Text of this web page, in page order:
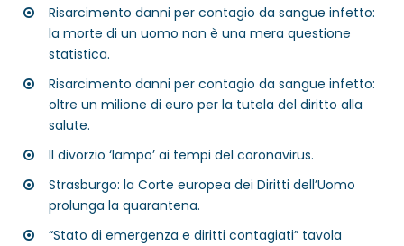
Risarcimento danni per contagio da sangue infetto:
la morte di un uomo non è una mera questione
statistica.
Risarcimento danni per contagio da sangue infetto:
oltre un milione di euro per la tutela del diritto alla
salute.
Il divorzio ‘lampo’ ai tempi del coronavirus.
Strasburgo: la Corte europea dei Diritti dell’Uomo
prolunga la quarantena.
“Stato di emergenza e diritti contagiati” tavola